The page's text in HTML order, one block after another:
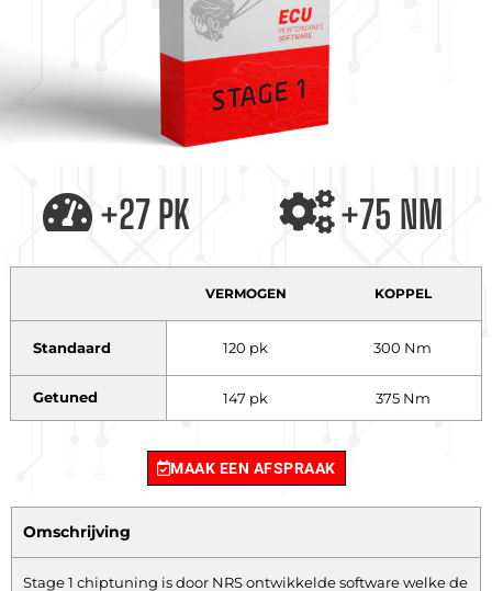
+27 PK +75 NM
VERMOGEN KOPPEL
Standaard 120 pk 300 Nm
Getuned 147 pk 375 Nm
MAAK EEN AFSPRAAK
Omschrijving
Stage 1 chiptuning is door NRS ontwikkelde software welke de